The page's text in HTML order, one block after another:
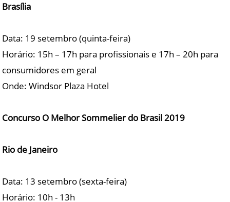
Brasília
Data: 19 setembro (quinta-feira)
Horário: 15h – 17h para profissionais e 17h – 20h para
consumidores em geral
Onde: Windsor Plaza Hotel
Concurso O Melhor Sommelier do Brasil 2019
Rio de Janeiro
Data: 13 setembro (sexta-feira)
Horário: 10h - 13h